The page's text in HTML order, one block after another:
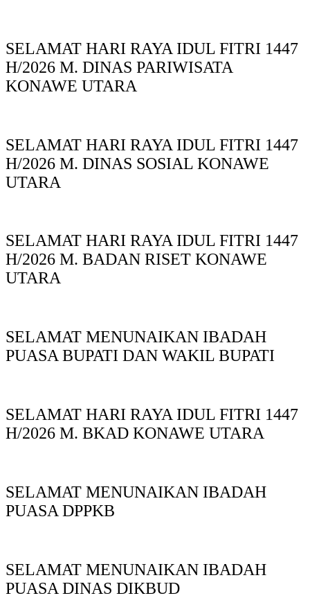
SELAMAT HARI RAYA IDUL FITRI 1447
H/2026 M. DINAS PARIWISATA
KONAWE UTARA
SELAMAT HARI RAYA IDUL FITRI 1447
H/2026 M. DINAS SOSIAL KONAWE
UTARA
SELAMAT HARI RAYA IDUL FITRI 1447
H/2026 M. BADAN RISET KONAWE
UTARA
SELAMAT MENUNAIKAN IBADAH
PUASA BUPATI DAN WAKIL BUPATI
SELAMAT HARI RAYA IDUL FITRI 1447
H/2026 M. BKAD KONAWE UTARA
SELAMAT MENUNAIKAN IBADAH
PUASA DPPKB
SELAMAT MENUNAIKAN IBADAH
PUASA DINAS DIKBUD